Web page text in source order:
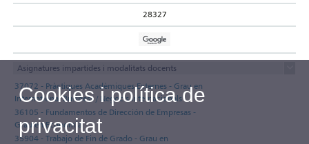
28327
Asignatures impartides i modalitats docents
37072 - Pràctiques Acadèmiques Externes - Grau en
International Business / Negocis Internacionals
36105 - Fundamentos de Dirección de Empresas -
Grau en Economia
35904 - Trabajo de Fin de Grado - Grau en
Cookies i política de
privacitat